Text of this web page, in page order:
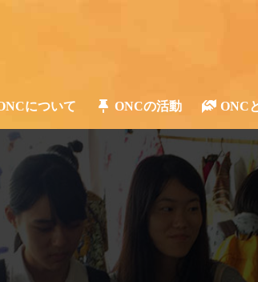
について ONCの活動 ONC